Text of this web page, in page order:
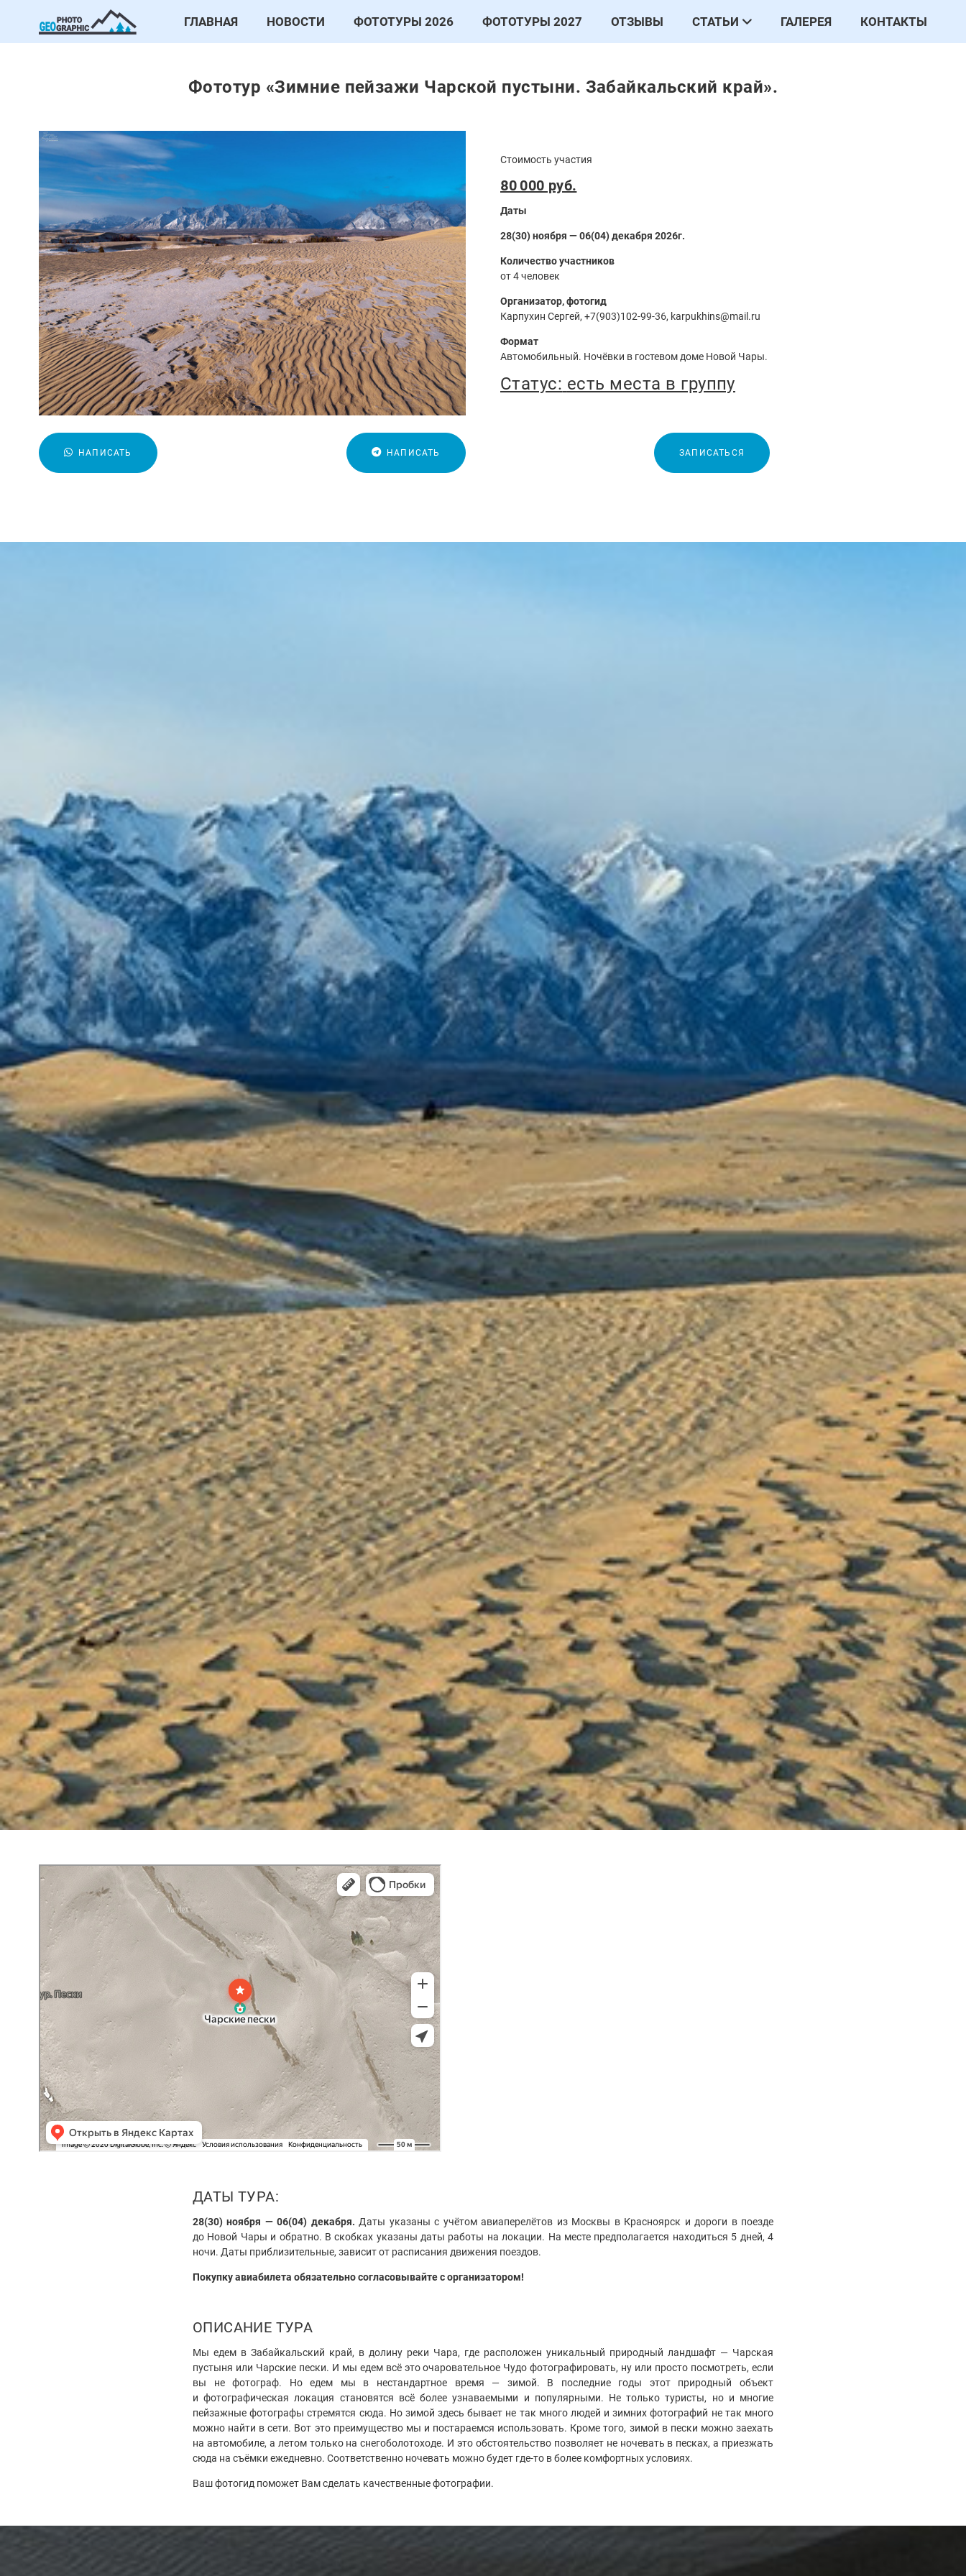
ГЛАВНАЯ НОВОСТИ ФОТОТУРЫ 2026 ФОТОТУРЫ 2027 ОТЗЫВЫ СТАТЬИ ГАЛЕРЕЯ КОНТАКТЫ
Фототур «Зимние пейзажи Чарской пустыни. Забайкальский край».
Стоимость участия
80 000 руб.
Даты
28(30) ноября — 06(04) декабря 2026г.
Количество участников
от 4 человек
Организатор, фотогид
Карпухин Сергей, +7(903)102-99-36, karpukhins@mail.ru
Формат
Автомобильный. Ночёвки в гостевом доме Новой Чары.
Статус: есть места в группу
НАПИСАТЬ НАПИСАТЬ ЗАПИСАТЬСЯ
Яндекс Карты
Навигатор онлайн: построение маршрута на карте — Яндекс Карты
ДАТЫ ТУРА:
28(30) ноября — 06(04) декабря. Даты указаны с учётом авиаперелётов из Москвы в Красноярск и дороги в поезде
до Новой Чары и обратно. В скобках указаны даты работы на локации. На месте предполагается находиться 5 дней, 4
ночи. Даты приблизительные, зависит от расписания движения поездов.
Покупку авиабилета обязательно согласовывайте с организатором!
ОПИСАНИЕ ТУРА
Мы едем в Забайкальский край, в долину реки Чара, где расположен уникальный природный ландшафт — Чарская
пустыня или Чарские пески. И мы едем всё это очаровательное Чудо фотографировать, ну или просто посмотреть, если
вы не фотограф. Но едем мы в нестандартное время — зимой. В последние годы этот природный объект
и фотографическая локация становятся всё более узнаваемыми и популярными. Не только туристы, но и многие
пейзажные фотографы стремятся сюда. Но зимой здесь бывает не так много людей и зимних фотографий не так много
можно найти в сети. Вот это преимущество мы и постараемся использовать. Кроме того, зимой в пески можно заехать
на автомобиле, а летом только на снегоболотоходе. И это обстоятельство позволяет не ночевать в песках, а приезжать
сюда на съёмки ежедневно. Соответственно ночевать можно будет где-то в более комфортных условиях.
Ваш фотогид поможет Вам сделать качественные фотографии.